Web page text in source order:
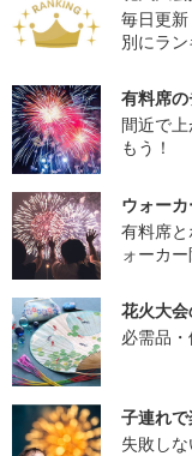
毎日更
別にラ
有料席
間近で
もう！
ウォー
有料席
ォーカ
花火大会
必需品
子連れで
失敗し